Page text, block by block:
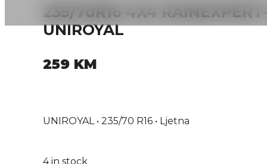
235/70R16 4X4
UNIROYAL
259 KM
UNIROYAL • 235/70 R16 • Ljetna
4 in stock